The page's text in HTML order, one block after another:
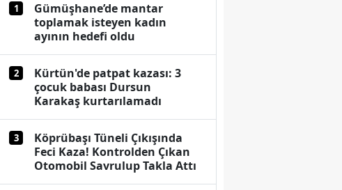
1
Gümüşhane’de mantar
toplamak isteyen kadın
ayının hedefi oldu
2
Kürtün'de patpat kazası: 3
çocuk babası Dursun
Karakaş kurtarılamadı
3
Köprübaşı Tüneli Çıkışında
Feci Kaza! Kontrolden Çıkan
Otomobil Savrulup Takla Attı